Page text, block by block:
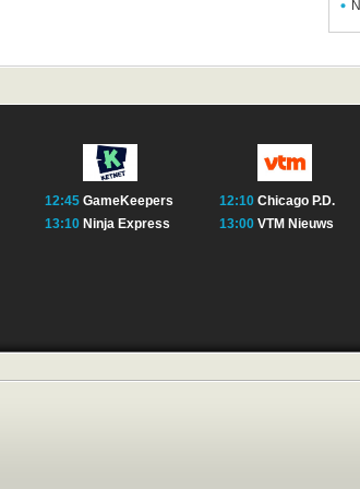
12:45 GameKeepers
13:10 Ninja Express
12:10 Chicago P.D.
13:00 VTM Nieuws